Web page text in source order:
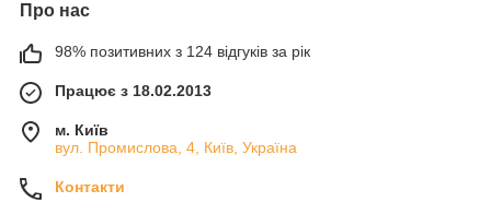
Про нас
98% позитивних з 124 відгуків за рік
Працює з 18.02.2013
м. Київ
вул. Промислова, 4, Київ, Україна
Контакти